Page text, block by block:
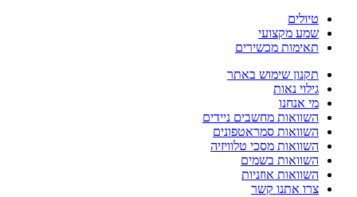
טיולים
שמע מקצועי
תאימות מכשירים
תקנון שימוש באתר
גילוי נאות
מי אנחנו
השוואות מחשבים ניידים
השוואות סמראטפונים
השוואות מסכי טלוויזיה
השוואות בשמים
השוואות אוזניות
צרו אתנו קשר